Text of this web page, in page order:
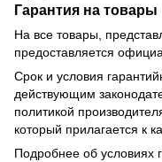
Гарантия на товары
На все товары,
предоставляется
Срок и условия
действующим
политикой
который прилагается к
Подробнее об условиях